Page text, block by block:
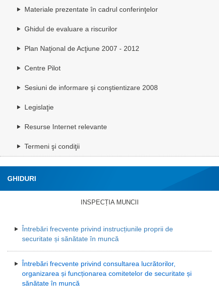
Materiale prezentate în cadrul conferinţelor
Ghidul de evaluare a riscurilor
Plan Naţional de Acţiune 2007 - 2012
Centre Pilot
Sesiuni de informare şi conştientizare 2008
Legislaţie
Resurse Internet relevante
Termeni şi condiţii
GHIDURI
INSPECȚIA MUNCII
Întrebări frecvente privind instrucțiunile proprii de
securitate și sănătate în muncă
Întrebări frecvente privind consultarea lucrătorilor,
organizarea și funcționarea comitetelor de securitate și
sănătate în muncă